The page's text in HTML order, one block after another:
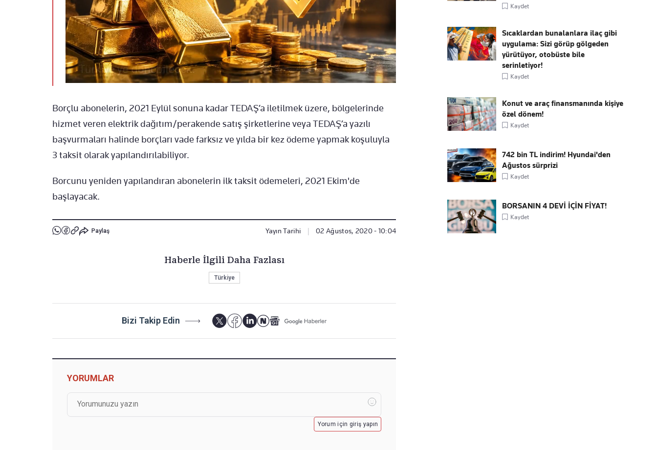
Borçlu abonelerin, 2021 Eylül sonuna kadar TEDAŞ’a iletilmek üzere, bölgelerinde
hizmet veren elektrik dağıtım/perakende satış şirketlerine veya TEDAŞ’a yazılı
başvurmaları halinde borçları vade farksız ve yılda bir kez ödeme yapmak koşuluyla
3 taksit olarak yapılandırılabiliyor.
Borcunu yeniden yapılandıran abonelerin ilk taksit ödemeleri, 2021 Ekim'de
başlayacak.
Paylaş Yayın Tarihi 02 Ağustos, 2020 - 10:04
Haberle İlgili Daha Fazlası
Türkiye
Bizi Takip Edin
YORUMLAR
Yorum için giriş yapın
Kaydet
Sıcaklardan bunalanlara ilaç gibi
uygulama: Sizi görüp gölgeden
yürütüyor, otobüste bile
serinletiyor!
Kaydet
Konut ve araç finansmanında kişiye
özel dönem!
Kaydet
742 bin TL indirim! Hyundai'den
Ağustos sürprizi
Kaydet
BORSANIN 4 DEVİ İÇİN FİYAT!
Kaydet